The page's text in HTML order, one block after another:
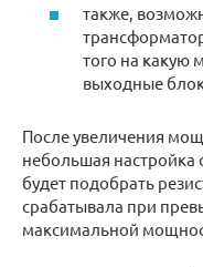
также,
того на какую
выходные
После увеличения
небольшая
будет подобрать
срабатывала при
максимальной